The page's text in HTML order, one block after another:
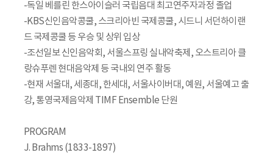
-독일 베를린 한스아이슬러 국립음대 최고연주자과정 졸업
-KBS신인음악콩쿨, 스크리아빈 국제콩쿨, 시드니 서던하이랜
드 국제콩쿨 등 우승 및 상위 입상
-조선일보 신인음악회, 서울스프링 실내악축제, 오스트리아 클
랑슈푸렌 현대음악제 등 국내외 연주 활동
-현재 서울대, 세종대, 한세대, 서울사이버대, 예원, 서울예고 출
강, 통영국제음악제 TIMF Ensemble 단원
PROGRAM
J. Brahms (1833-1897)